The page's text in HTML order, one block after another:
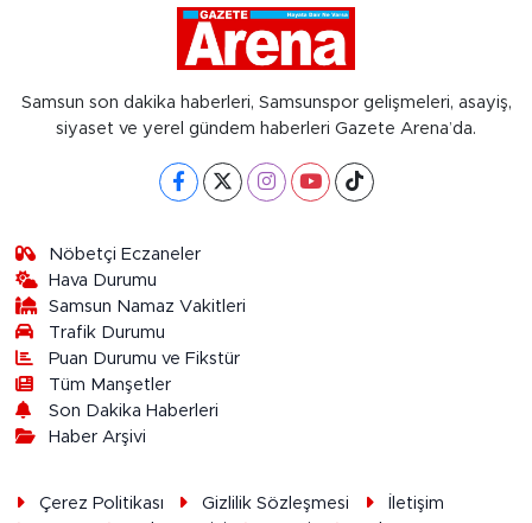
Samsun son dakika haberleri, Samsunspor gelişmeleri, asayiş,
siyaset ve yerel gündem haberleri Gazete Arena’da.
Nöbetçi Eczaneler
Hava Durumu
Samsun Namaz Vakitleri
Trafik Durumu
Puan Durumu ve Fikstür
Tüm Manşetler
Son Dakika Haberleri
Haber Arşivi
Çerez Politikası Gizlilik Sözleşmesi
İletişim